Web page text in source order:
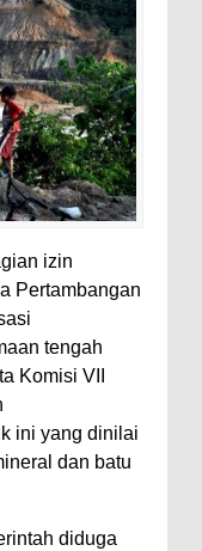
izin
Pertambangan
tengah
Komisi VII
ini yang dinilai
dan batu
diduga